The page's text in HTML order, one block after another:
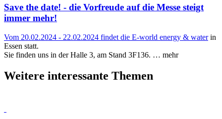
Save the date! - die Vorfreude auf die Messe steigt
immer mehr!
Vom 20.02.2024 - 22.02.2024 findet die E-world energy & waterin
Essen statt.
Sie finden uns in der Halle 3, am Stand 3F136. … mehr
Weitere interessante Themen